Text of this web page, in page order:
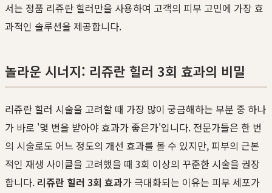
서는 정품 리쥬란 힐러만을 사용하여 고객의 피부 고민에 가장 효
과적인 솔루션을 제공합니다.
놀라운 시너지: 리쥬란 힐러 3회 효과의 비밀
리쥬란 힐러 시술을 고려할 때 가장 많이 궁금해하는 부분 중 하나
가 바로 '몇 번을 받아야 효과가 좋은가'입니다. 전문가들은 한 번
의 시술로도 어느 정도의 개선 효과를 볼 수 있지만, 피부의 근본
적인 재생 사이클을 고려했을 때 3회 이상의 꾸준한 시술을 권장
합니다. 리쥬란 힐러 3회 효과가 극대화되는 이유는 피부 세포가